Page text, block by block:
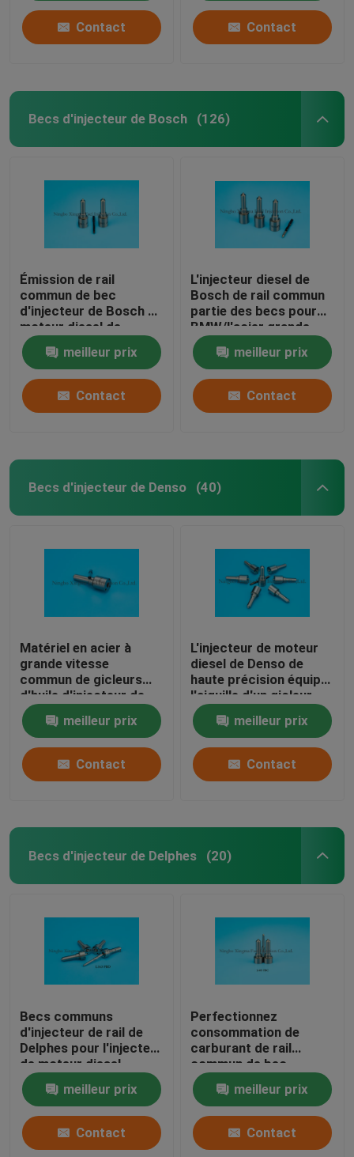
Contact Contact
Becs d'injecteur de Bosch (126)
Émission de rail
commun de bec
d'injecteur de Bosch de
moteur diesel de
pièces d'auto basse
meilleur prix
Contact
L'injecteur diesel de
Bosch de rail commun
partie des becs pour
BMW/l'acier grande
vitesse de Mercedes
meilleur prix
Contact
Becs d'injecteur de Denso (40)
Matériel en acier à
grande vitesse
commun de gicleurs
d'huile d'injecteur de
Denso du rail
DLLA155P960
meilleur prix
Contact
L'injecteur de moteur
diesel de Denso de
haute précision équipe
l'aiguille d'un gicleur
noire DLLA154P881,
0950006290 de
couleur
meilleur prix
Contact
Becs d'injecteur de Delphes (20)
Becs communs
d'injecteur de rail de
Delphes pour l'injecteur
de moteur diesel
BEBE4D08004/4D24004/4D24104
meilleur prix
Contact
Perfectionnez
consommation de
carburant de rail
commun de bec
d'injecteur de
carburant de Delphes
de conception la basse
meilleur prix
Contact